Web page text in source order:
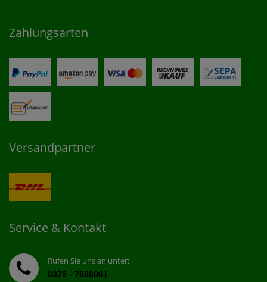
Zahlungsarten
Versandpartner
Service & Kontakt
Rufen Sie uns an unter:
0375 - 7880861